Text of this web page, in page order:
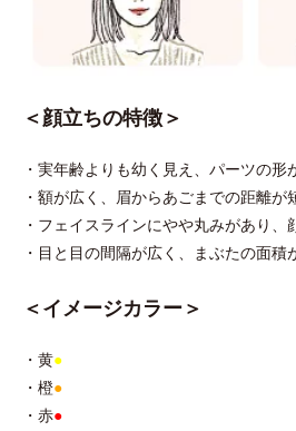
＜顔立ちの特徴＞
・実年齢よりも幼く見え、パーツの形
・額が広く、眉からあごまでの距離が
・フェイスラインにやや丸みがあり、
・目と目の間隔が広く、まぶたの面積
＜イメージカラー＞
・黄●
・橙●
・赤●